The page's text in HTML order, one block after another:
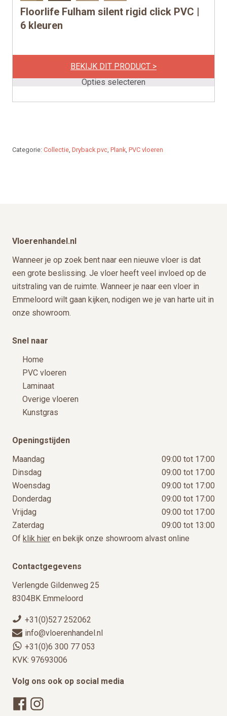
Floorlife Fulham silent rigid click PVC |
6 kleuren
BEKIJK DIT PRODUCT >
Opties selecteren
Dit
product
Deze
kan
Categorie: Collectie, Dryback pvc, Plank, PVC vloeren
Vloerenhandel.nl
Wanneer je op zoek bent naar een nieuwe vloer is dat
een grote beslissing. Je vloer heeft veel invloed op de
uitstraling van de ruimte. Wanneer je naar een vloer in
Emmeloord wilt gaan kijken, nodigen we je van harte uit in
onze showroom.
Snel naar
Home
PVC vloeren
Laminaat
Overige vloeren
Kunstgras
Openingstijden
Maandag
09:00 tot 17:00
Dinsdag
09:00 tot 17:00
Woensdag
09:00 tot 17:00
Donderdag
09:00 tot 17:00
Vrijdag
09:00 tot 17:00
Zaterdag
09:00 tot 13:00
Of klik hier en bekijk onze showroom alvast online
Contactgegevens
Verlengde Gildenweg 25
8304BK Emmeloord
+31(0)527 252062
info@vloerenhandel.nl
+31(0)6 300 77 053
KVK: 97693006
Volg ons ook op social media